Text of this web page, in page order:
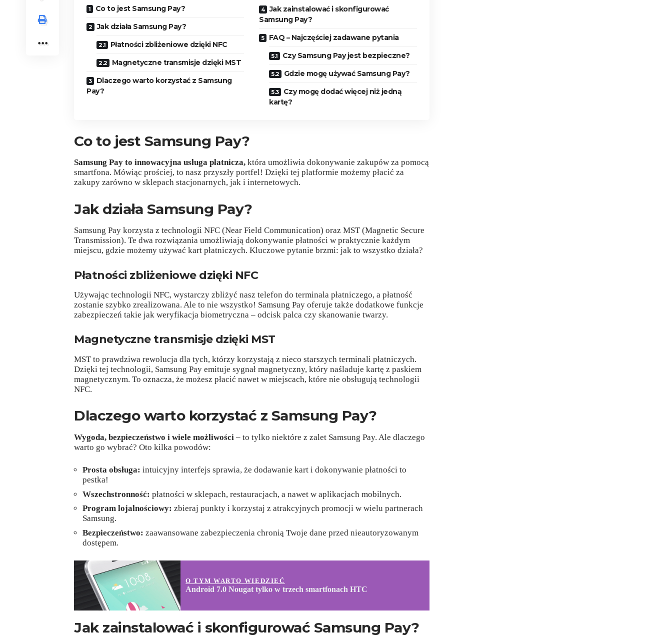
Co to jest Samsung Pay?
Jak działa Samsung Pay?
Płatności zbliżeniowe dzięki NFC
Magnetyczne transmisje dzięki MST
Dlaczego warto korzystać z Samsung
Pay?
Jak zainstalować i skonfigurować
Samsung Pay?
FAQ – Najczęściej zadawane pytania
Czy Samsung Pay jest bezpieczne?
Gdzie mogę używać Samsung Pay?
Czy mogę dodać więcej niż jedną
kartę?
Co to jest Samsung Pay?
Samsung Pay to innowacyjna usługa płatnicza, która umożliwia dokonywanie zakupów za pomocą
smartfona. Mówiąc prościej, to nasz przyszły portfel! Dzięki tej platformie możemy płacić za
zakupy zarówno w sklepach stacjonarnych, jak i internetowych.
Jak działa Samsung Pay?
Samsung Pay korzysta z technologii NFC (Near Field Communication) oraz MST (Magnetic Secure
Transmission). Te dwa rozwiązania umożliwiają dokonywanie płatności w praktycznie każdym
miejscu, gdzie możemy używać kart płatniczych. Kluczowe pytanie brzmi: jak to wszystko działa?
Płatności zbliżeniowe dzięki NFC
Używając technologii NFC, wystarczy zbliżyć nasz telefon do terminala płatniczego, a płatność
zostanie szybko zrealizowana. Ale to nie wszystko! Samsung Pay oferuje także dodatkowe funkcje
zabezpieczeń takie jak weryfikacja biometryczna – odcisk palca czy skanowanie twarzy.
Magnetyczne transmisje dzięki MST
MST to prawdziwa rewolucja dla tych, którzy korzystają z nieco starszych terminali płatniczych.
Dzięki tej technologii, Samsung Pay emituje sygnał magnetyczny, który naśladuje kartę z paskiem
magnetycznym. To oznacza, że możesz płacić nawet w miejscach, które nie obsługują technologii
NFC.
Dlaczego warto korzystać z Samsung Pay?
Wygoda, bezpieczeństwo i wiele możliwości – to tylko niektóre z zalet Samsung Pay. Ale dlaczego
warto go wybrać? Oto kilka powodów:
Prosta obsługa: intuicyjny interfejs sprawia, że dodawanie kart i dokonywanie płatności to
pestka!
Wszechstronność: płatności w sklepach, restauracjach, a nawet w aplikacjach mobilnych.
Program lojalnościowy: zbieraj punkty i korzystaj z atrakcyjnych promocji w wielu partnerach
Samsung.
Bezpieczeństwo: zaawansowane zabezpieczenia chronią Twoje dane przed nieautoryzowanym
dostępem.
O TYM WARTO WIEDZIEĆ
Android 7.0 Nougat tylko w trzech smartfonach HTC
Jak zainstalować i skonfigurować Samsung Pay?